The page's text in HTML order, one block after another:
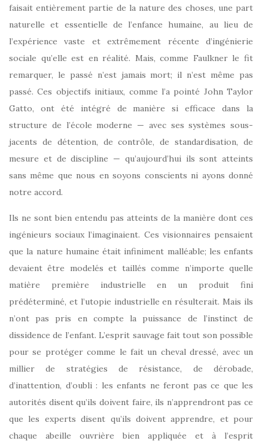
faisait entièrement partie de la nature des choses, une part
naturelle et essentielle de l’enfance humaine, au lieu de
l’expérience vaste et extrêmement récente d’ingénierie
sociale qu’elle est en réalité. Mais, comme Faulkner le fit
remarquer, le passé n’est jamais mort; il n’est même pas
passé. Ces objectifs initiaux, comme l’a pointé John Taylor
Gatto, ont été intégré de manière si efficace dans la
structure de l’école moderne — avec ses systèmes sous-
jacents de détention, de contrôle, de standardisation, de
mesure et de discipline — qu’aujourd’hui ils sont atteints
sans même que nous en soyons conscients ni ayons donné
notre accord.
Ils ne sont bien entendu pas atteints de la manière dont ces
ingénieurs sociaux l’imaginaient. Ces visionnaires pensaient
que la nature humaine était infiniment malléable; les enfants
devaient être modelés et taillés comme n’importe quelle
matière première industrielle en un produit fini
prédéterminé, et l’utopie industrielle en résulterait. Mais ils
n’ont pas pris en compte la puissance de l’instinct de
dissidence de l’enfant. L’esprit sauvage fait tout son possible
pour se protéger comme le fait un cheval dressé, avec un
millier de stratégies de résistance, de dérobade,
d’inattention, d’oubli : les enfants ne feront pas ce que les
autorités disent qu’ils doivent faire, ils n’apprendront pas ce
que les experts disent qu’ils doivent apprendre, et pour
chaque abeille ouvrière bien appliquée et à l’esprit